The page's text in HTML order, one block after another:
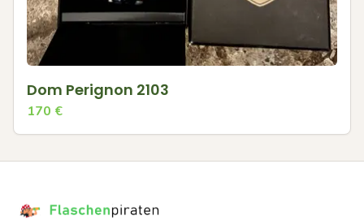
Dom Perignon 2103
170 €